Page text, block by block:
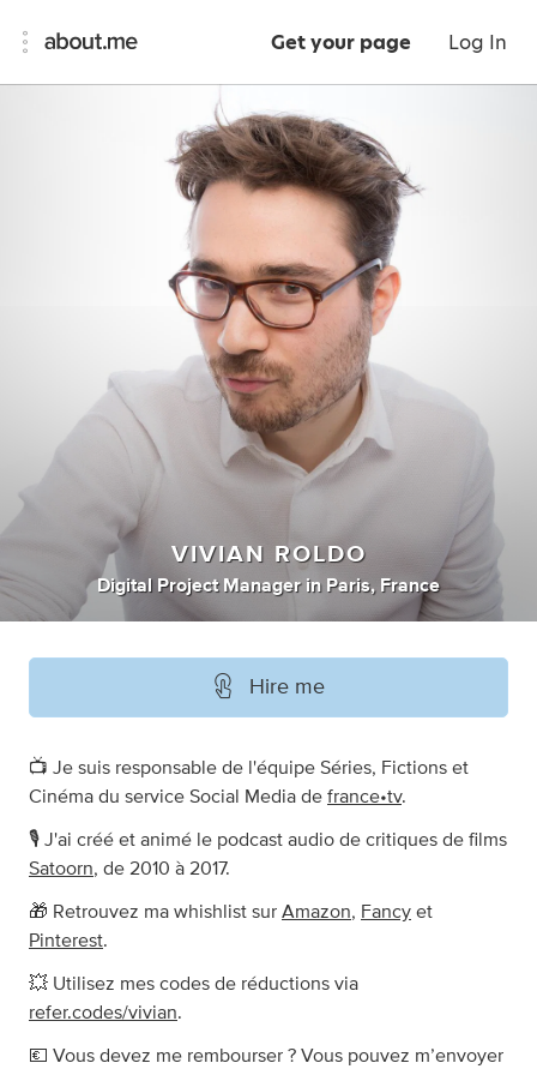
Get your page Log In
VIVIAN ROLDO
Digital Project Manager in Paris, France
Hire me
📺 Je suis responsable de l'équipe Séries, Fictions et
Cinéma du service Social Media de france•tv.
🎙 J'ai créé et animé le podcast audio de critiques de films
Satoorn, de 2010 à 2017.
🎁 Retrouvez ma whishlist sur Amazon, Fancy et
Pinterest.
💥 Utilisez mes codes de réductions via
refer.codes/vivian.
💶 Vous devez me rembourser ? Vous pouvez m’envoyer